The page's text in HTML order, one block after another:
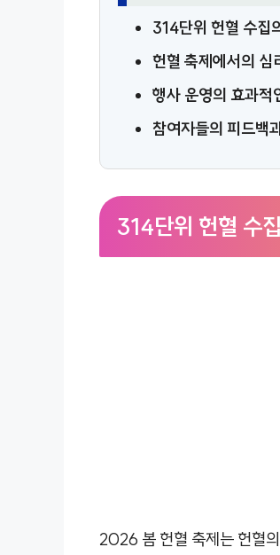
314단위 헌혈 수집
헌혈 축제에서의 심
행사 운영의 효과적
참여자들의 피드백
314단위 헌혈 수
2026 봄 헌혈 축제는 헌혈